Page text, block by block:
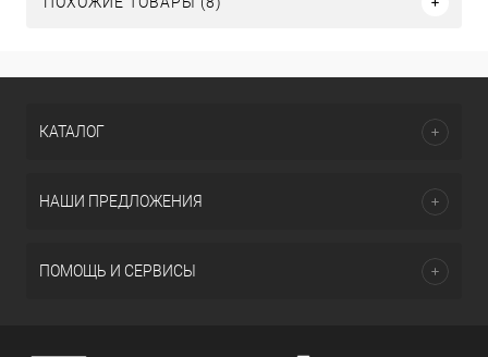
КАТАЛОГ
НАШИ ПРЕДЛОЖЕНИЯ
ПОМОЩЬ И СЕРВИСЫ